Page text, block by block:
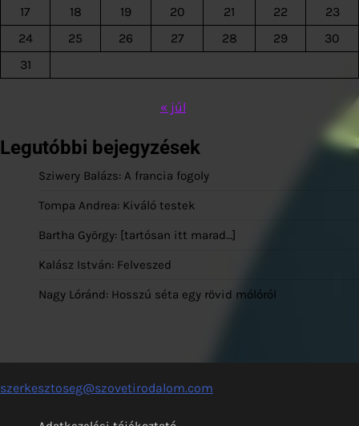
17
18 19 20 21 22
23
24
25 26 27 28 29
30
31
« júl
Legutóbbi bejegyzések
Sziwery Balázs: A francia fogoly
Tompa Andrea: Kiváló testek
Bartha György: [tartósan itt marad…]
Kalász István: Felveszed
Nagy Lóránd: Hosszú séta egy rövid mólóról
szerkesztoseg@szovetirodalom.com